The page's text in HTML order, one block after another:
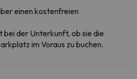
einen kostenfreien
bei der Unterkunft, ob sie die
im Voraus zu buchen.